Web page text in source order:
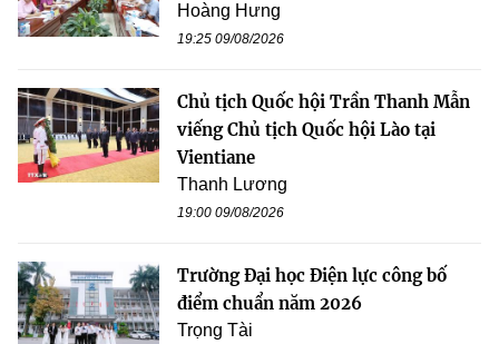
Hoàng Hưng
19:25 09/08/2026
Chủ tịch Quốc hội Trần Thanh Mẫn
viếng Chủ tịch Quốc hội Lào tại
Vientiane
Thanh Lương
19:00 09/08/2026
Trường Đại học Điện lực công bố
điểm chuẩn năm 2026
Trọng Tài